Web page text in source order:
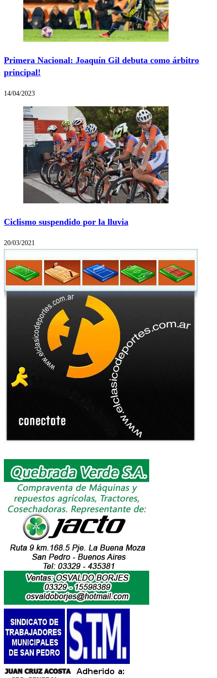
Primera Nacional: Joaquín Gil debuta como árbitro
principal!
14/04/2023
Ciclismo suspendido por la lluvia
20/03/2021